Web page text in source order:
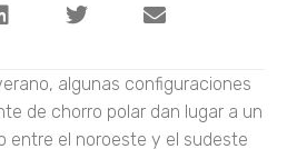
algunas configuraciones
de chorro polar dan lugar a un
entre el noroeste y el sudeste